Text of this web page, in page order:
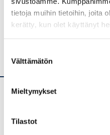
tietoja muihin tietoihin, joita
kerätty, kun olet käyttänyt
valinta
Välttämätön
Mieltymykset
Tilastot
Kolmen airon katu 3